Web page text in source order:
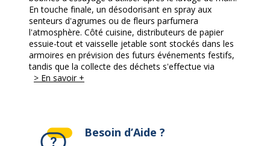
En touche finale, un désodorisant en spray aux
senteurs d'agrumes ou de fleurs parfumera
l'atmosphère. Côté cuisine, distributeurs de papier
essuie-tout et vaisselle jetable sont stockés dans les
armoires en prévision des futurs événements festifs,
tandis que la collecte des déchets s'effectue via
> En savoir +
Besoin d’Aide ?